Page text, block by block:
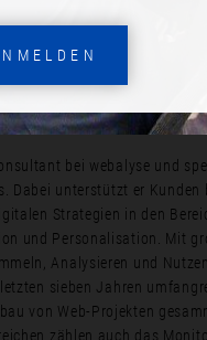
bei webalyse und
Dabei unterstützt er Kunden
Strategien in den
und Personalisation. Mit
Analysieren und
sieben Jahren
von Web-Projekten
zählen auch das